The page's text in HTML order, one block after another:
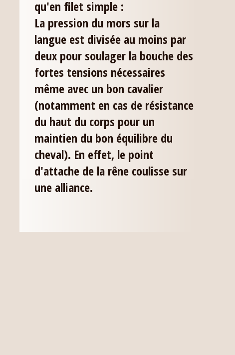
qu'en filet simple :
La pression du mors sur la
langue est divisée au moins par
deux pour soulager la bouche des
fortes tensions nécessaires
même avec un bon cavalier
(notamment en cas de résistance
du haut du corps pour un
maintien du bon équilibre du
cheval). En effet, le point
d'attache de la rêne coulisse sur
une alliance.